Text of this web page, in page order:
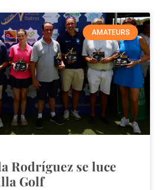
AMATEURS
Rodríguez se luce
Golf